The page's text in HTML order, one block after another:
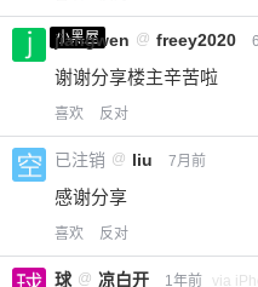
小黑屋
jiangwen @ freey2020
谢谢分享楼主辛苦啦
喜欢 反对
已注销 @ liu 7月前
感谢分享
喜欢 反对
球 @ 凉白开 1年前 via